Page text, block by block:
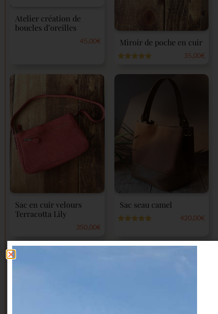
Atelier création de
boucles d’oreilles
45,00€ Miroir de poche en cuir
35,00€
Sac en cuir velours
Terracotta Lily
350,00€
sur
5
Sac seau camel
420,00€